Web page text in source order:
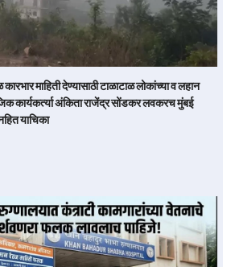
माहिती देण्यासाठी टाळाटाळ लोकांच्या व लहान
कार्यकर्त्या अंकिता राजेंद्र सोंडकर लवकरच मुंबई
याचिका